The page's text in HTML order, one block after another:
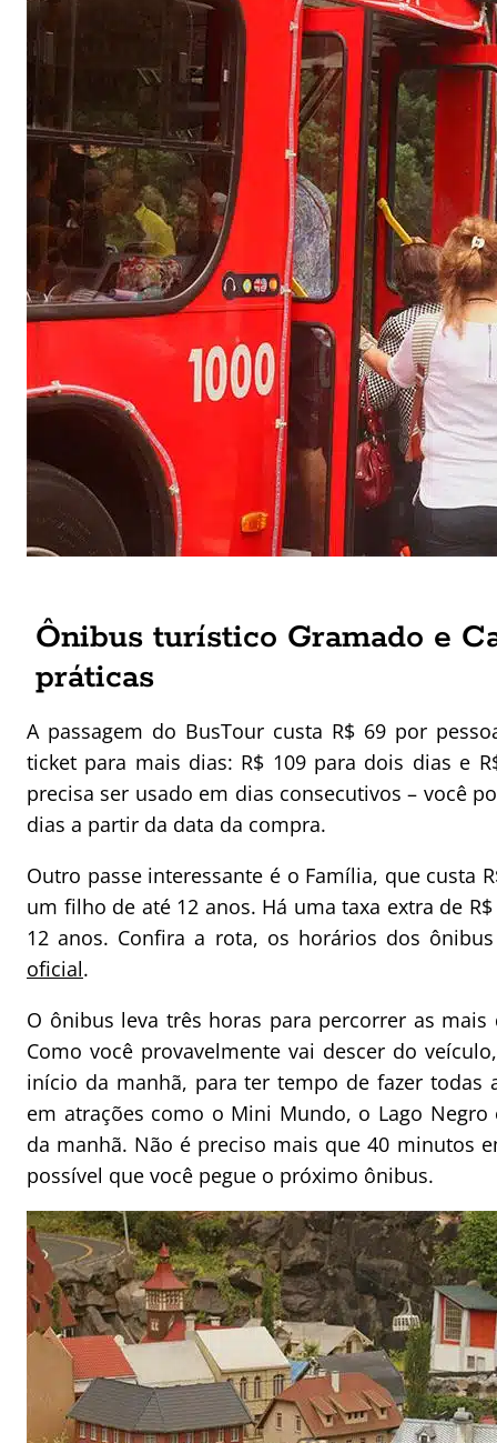
Ônibus turístico Gramado e
práticas
A passagem do BusTour custa R$ 69 por
ticket para mais dias: R$ 109 para dois dias e
precisa ser usado em dias consecutivos – você
dias a partir da data da compra.
Outro passe interessante é o Família, que custa
um filho de até 12 anos. Há uma taxa extra de
12 anos. Confira a rota, os horários dos
oficial.
O ônibus leva três horas para percorrer as
Como você provavelmente vai descer do
início da manhã, para ter tempo de fazer todas
em atrações como o Mini Mundo, o Lago
da manhã. Não é preciso mais que 40 minutos
possível que você pegue o próximo ônibus.